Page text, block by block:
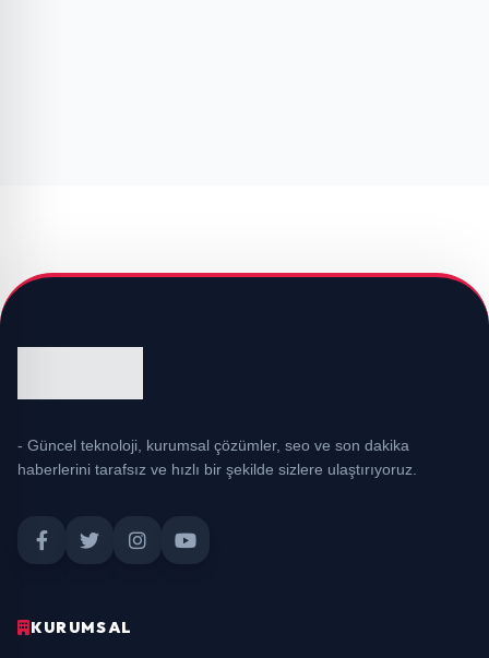
- Güncel teknoloji, kurumsal çözümler, seo ve son dakika
haberlerini tarafsız ve hızlı bir şekilde sizlere ulaştırıyoruz.
KURUMSAL